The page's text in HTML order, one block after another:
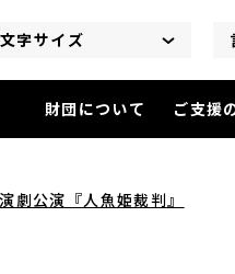
文字サイズ
財団について ご支援
劇公演『人魚姫裁判』
市せんがわ劇場市民参加演